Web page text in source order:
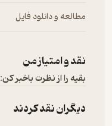
مطالعه و دانلود فایل
نقد و امتیاز من
بقیه را از نظرت باخبر کن:
دیگران نقد کردند